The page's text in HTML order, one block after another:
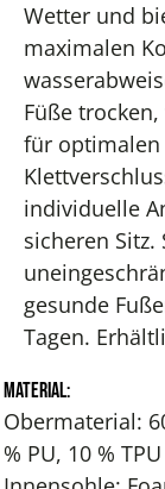
Wetter und
maximalen
Füße
für optimalen
individuelle
sicheren Sitz.
gesunde
Tagen.
Material:
Obermaterial:
% PU, 10 % TPU